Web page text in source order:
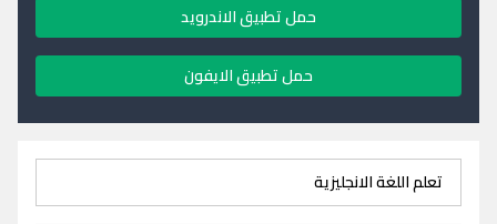
حمل تطبيق الاندرويد
حمل تطبيق الايفون
تعلم اللغة الانجليزية